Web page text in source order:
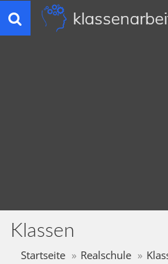
Toggle
navigation
Klassen
Startseite Realschule